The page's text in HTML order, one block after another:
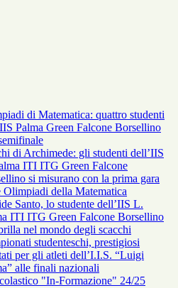
di Matematica: quattro studenti
Palma Green Falcone Borsellino
di Archimede: gli studenti dell’IIS
ITI ITG Green Falcone
si misurano con la prima gara
Olimpiadi della Matematica
Santo, lo studente dell’IIS L.
ITI ITG Green Falcone Borsellino
nel mondo degli scacchi
studenteschi, prestigiosi
per gli atleti dell’I.I.S. “Luigi
alle finali nazionali
"In-Formazione" 24/25